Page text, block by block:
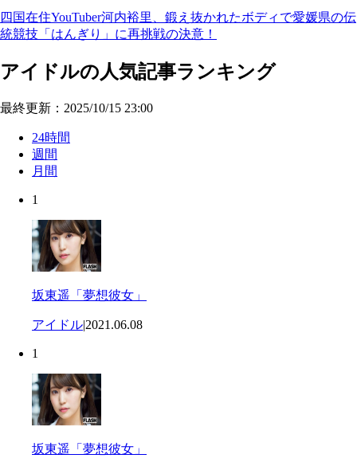
四国在住YouTuber河内裕里、鍛え抜かれたボディで愛媛県の伝
統競技「はんぎり」に再挑戦の決意！
アイドルの人気記事ランキング
最終更新：2025/10/15 23:00
24時間
週間
月間
1
坂東遥「夢想彼女」
アイドル|2021.06.08
1
坂東遥「夢想彼女」